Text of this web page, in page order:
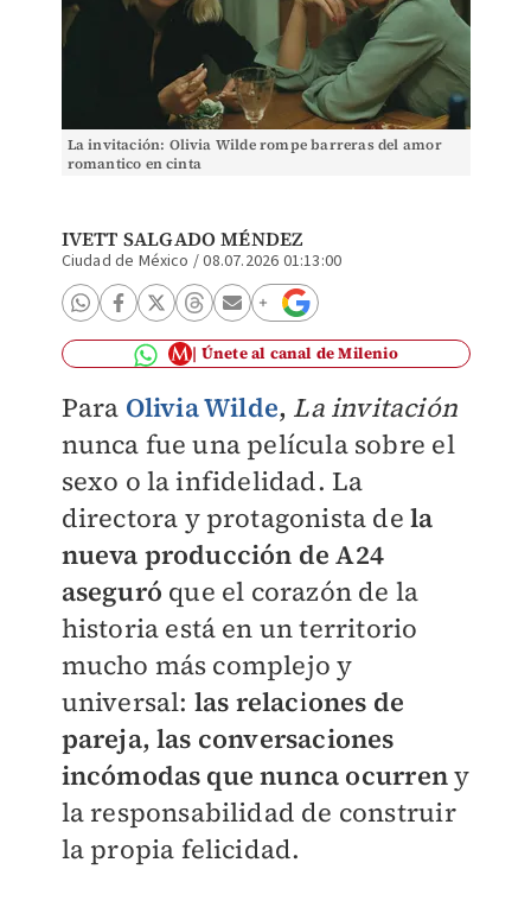
La invitación: Olivia Wilde rompe barreras del amor
romantico en cinta
IVETT SALGADO MÉNDEZ
Ciudad de México /08.07.2026 01:13:00
Únete al canal de Milenio
Para Olivia Wilde, La invitación
nunca fue una película sobre el
sexo o la infidelidad. La
directora y protagonista de la
nueva producción de A24
aseguró que el corazón de la
historia está en un territorio
mucho más complejo y
universal: las relaciones de
pareja, las conversaciones
incómodas que nunca ocurreny
la responsabilidad de construir
la propia felicidad.